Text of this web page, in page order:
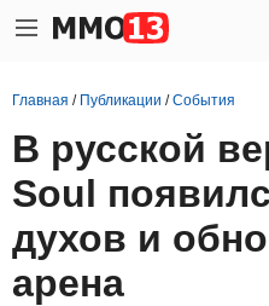
Главная / Публикации /События
В русской
Soul
духов и
арена